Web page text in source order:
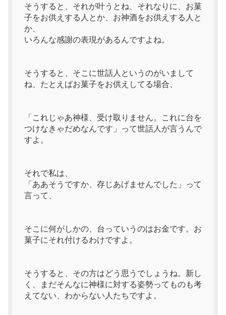
そうすると、それが叶うとね、それなりに、お菓
子をお供えする人とか、お神酒をお供えする人と
か、
いろんな感謝の表現があるんですよね。
そうすると、そこに世話人というのがいまして
ね、たとえばお菓子をお供えしてる場合、
「これじゃあ神様、受け取りません。これに台を
つけなきゃだめなんです」って世話人が言うんで
すよ。
それで私は、
「ああそうですか、存じあげませんでした」って
言って、
そこに何がしかの、台っていうのはお金です。お
菓子にそれ付けるわけですよ。
そうすると、その方はどう思うでしょうね。新し
く、まだそんなに神様に対する姿勢ってものも考
えてない、わからない人たちですよ。